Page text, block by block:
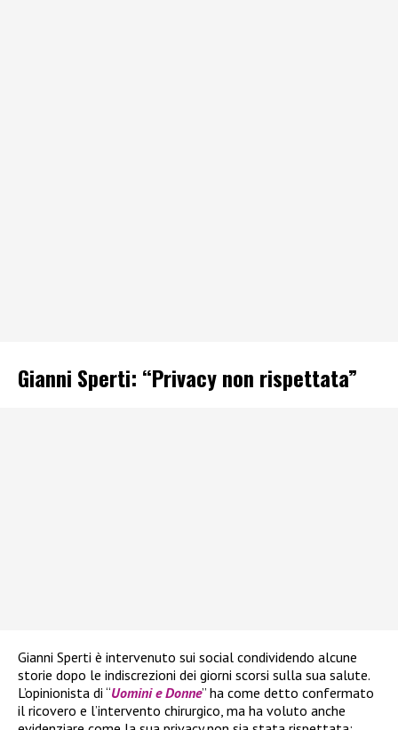
Gianni Sperti: “Privacy non rispettata”
Gianni Sperti è intervenuto sui social condividendo alcune
storie dopo le indiscrezioni dei giorni scorsi sulla sua salute.
L’opinionista di “Uomini e Donne” ha come detto confermato
il ricovero e l’intervento chirurgico, ma ha voluto anche